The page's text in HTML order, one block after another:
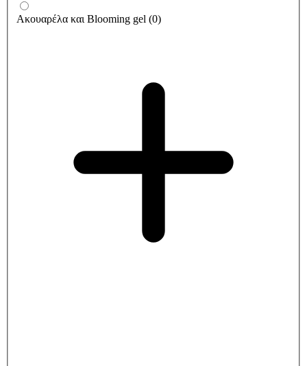
Ακουαρέλα και Blooming gel (0)